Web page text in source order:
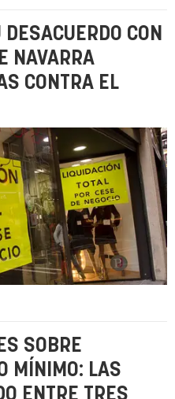
CON
NAVARRA
CONTRA EL
SOBRE
MÍNIMO: LAS
ENTRE TRES